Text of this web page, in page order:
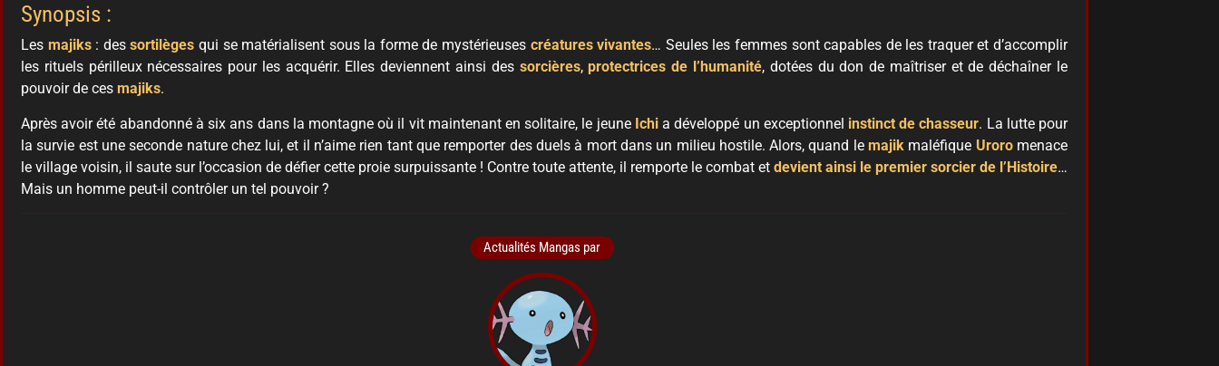
Synopsis :
Les majiks : dessortilèges qui se matérialisent sous la forme de mystérieuses créatures vivantes… Seules les femmes sont capables de les traquer et d’accomplir
les rituels périlleux nécessaires pour les acquérir. Elles deviennent ainsi des sorcières,protectrices de l’humanité, dotées du don de maîtriser et de déchaîner le
pouvoir de ces majiks.
Après avoir été abandonné à six ans dans la montagne où il vit maintenant en solitaire, le jeune Ichia développé un exceptionnel instinct de chasseur. La lutte pour
la survie est une seconde nature chez lui, et il n’aime rien tant que remporter des duels à mort dans un milieu hostile. Alors, quand lemajik maléfique Uroro menace
le village voisin, il saute sur l’occasion de défier cette proie surpuissante ! Contre toute attente, il remporte le combat et devient ainsi le premier sorcier de l’Histoire…
Mais un homme peut-il contrôler un tel pouvoir ?
Actualités Mangas par